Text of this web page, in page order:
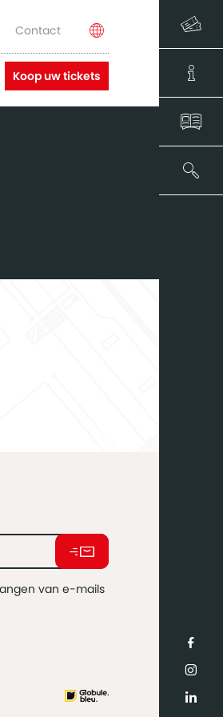
Contact
Koop uw tickets
van e-mails